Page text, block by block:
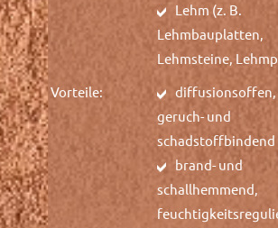
Lehm (z. B.
Lehmbauplatten,
Lehmsteine,
Vorteile:
diffusionsoffen,
geruch- und
schadstoffbindend
brand- und
schallhemmend,